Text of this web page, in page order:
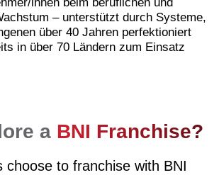
– unterstützt durch Systeme,
über 40 Jahren perfektioniert
in über 70 Ländern zum Einsatz
a BNI Franchise?
choose to franchise with BNI